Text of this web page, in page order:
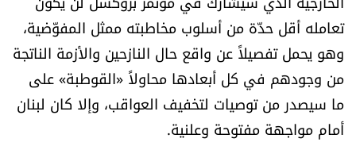
تعامله أقل حدّة من أسلوب مخاطبته ممثل المفوّضية،
وهو يحمل تفصيلاً عن واقع حال النازحين والأزمة الناتجة
من وجودهم في كل أبعادها محاولاً «القوطبة» على
ما سيصدر من توصيات لتخفيف العواقب، وإلا كان لبنان
أمام مواجهة مفتوحة وعلنية.